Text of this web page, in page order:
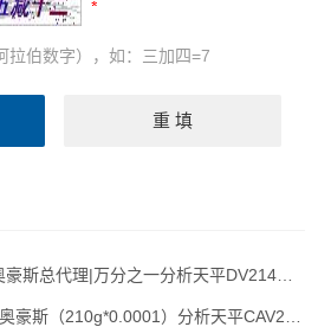
拉伯数字），如：三加四=7
万分之一分析天平DV214C|美国奥豪斯DV214C|分析天平DV214C
210g*0.0001）分析天平CAV214C|分析天平CAV214C